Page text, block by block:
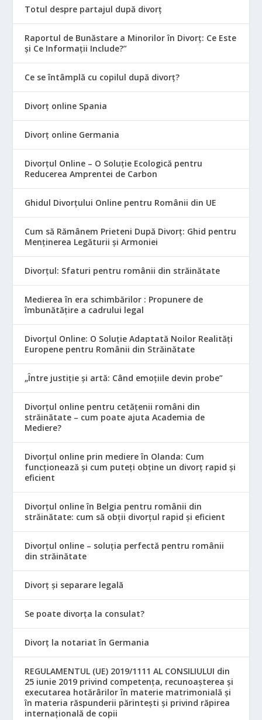
Totul despre partajul după divorț
Raportul de Bunăstare a Minorilor în Divorț: Ce Este
și Ce Informații Include?”
Ce se întâmplă cu copilul după divorț?
Divorț online Spania
Divorț online Germania
Divorțul Online – O Soluție Ecologică pentru
Reducerea Amprentei de Carbon
Ghidul Divorțului Online pentru Românii din UE
Cum să Rămânem Prieteni După Divorț: Ghid pentru
Menținerea Legăturii și Armoniei
Divorțul: Sfaturi pentru românii din străinătate
Medierea în era schimbărilor : Propunere de
îmbunătățire a cadrului legal
Divorțul Online: O Soluție Adaptată Noilor Realități
Europene pentru Românii din Străinătate
„Între justiție și artă: Când emoțiile devin probe”
Divorțul online pentru cetățenii români din
străinătate – cum poate ajuta Academia de
Mediere?
Divorțul online prin mediere în Olanda: Cum
funcționează și cum puteți obține un divorț rapid și
eficient
Divorțul online în Belgia pentru românii din
străinătate: cum să obții divorțul rapid și eficient
Divorțul online – soluția perfectă pentru românii
din străinătate
Divorț și separare legală
Se poate divorța la consulat?
Divorț la notariat în Germania
REGULAMENTUL (UE) 2019/1111 AL CONSILIULUI din
25 iunie 2019 privind competența, recunoașterea și
executarea hotărârilor în materie matrimonială și
în materia răspunderii părintești și privind răpirea
internațională de copii